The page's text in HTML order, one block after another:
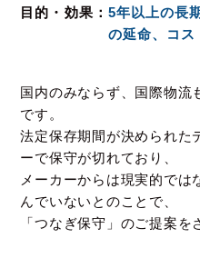
目的・効果
5年以上の長
の延命、コス
国内のみならず、国際物流
です。
法定保存期間が決められた
ーで保守が切れており、
メーカーからは現実的では
んでいないとのことで、
「つなぎ保守」のご提案を